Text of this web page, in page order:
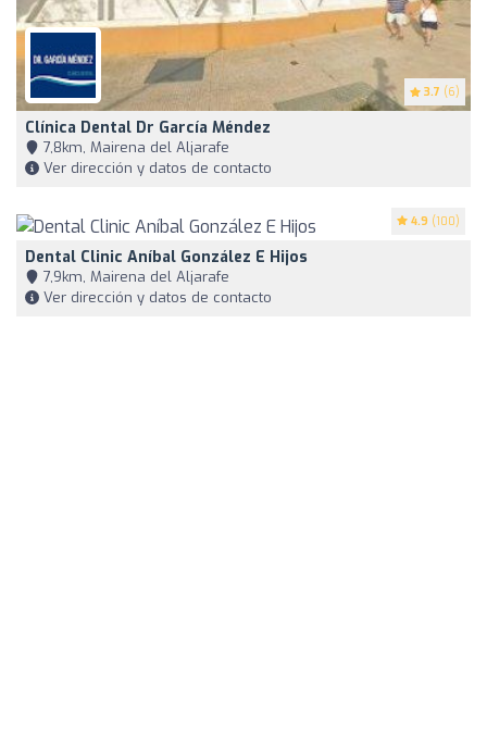
3.7 (6)
Clínica Dental Dr García Méndez
7,8km, Mairena del Aljarafe
Ver dirección y datos de contacto
4.9 (100)
Dental Clinic Aníbal González E Hijos
7,9km, Mairena del Aljarafe
Ver dirección y datos de contacto